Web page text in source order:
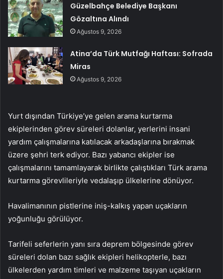
Güzelbahçe Belediye Başkanı
Gözaltına Alındı
Ağustos 9, 2026
Atina’da Türk Mutfağı Haftası: Sofrada
Miras
Ağustos 9, 2026
Yurt dışından Türkiye’ye gelen arama kurtarma
ekiplerinden görev süreleri dolanlar, yerlerini insani
yardım çalışmalarına katılacak arkadaşlarına bırakmak
üzere şehri terk ediyor. Bazı yabancı ekipler ise
çalışmalarını tamamlayarak birlikte çalıştıkları Türk arama
kurtarma görevlileriyle vedalaşıp ülkelerine dönüyor.
Havalimanının pistlerine iniş-kalkış yapan uçakların
yoğunluğu görülüyor.
Tarifeli seferlerin yanı sıra deprem bölgesinde görev
süreleri dolan bazı sağlık ekipleri helikopterle, bazı
ülkelerden yardım timleri ve malzeme taşıyan uçakların